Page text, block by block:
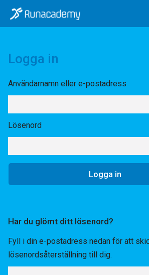
Logga in
Användarnamn eller e-postadress
Lösenord
Har du glömt ditt lösenord?
Fyll i din e-postadress nedan för att
lösenordsåterställning till dig.